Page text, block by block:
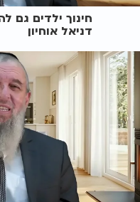
חינוך ילדים גם
דניאל אוחיון